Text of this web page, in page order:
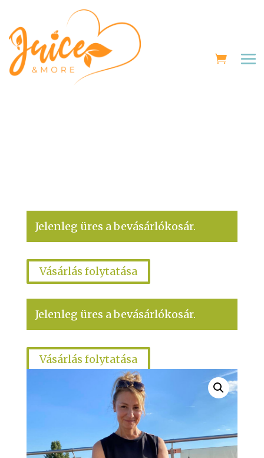
Jelenleg üres a bevásárlókosár.
Vásárlás folytatása
Jelenleg üres a bevásárlókosár.
Vásárlás folytatása